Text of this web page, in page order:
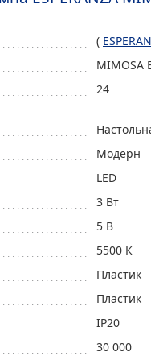
(
MIMOSA
24
Модерн
LED
3 Вт
5 В
5500 К
Пластик
Пластик
IP20
30 000